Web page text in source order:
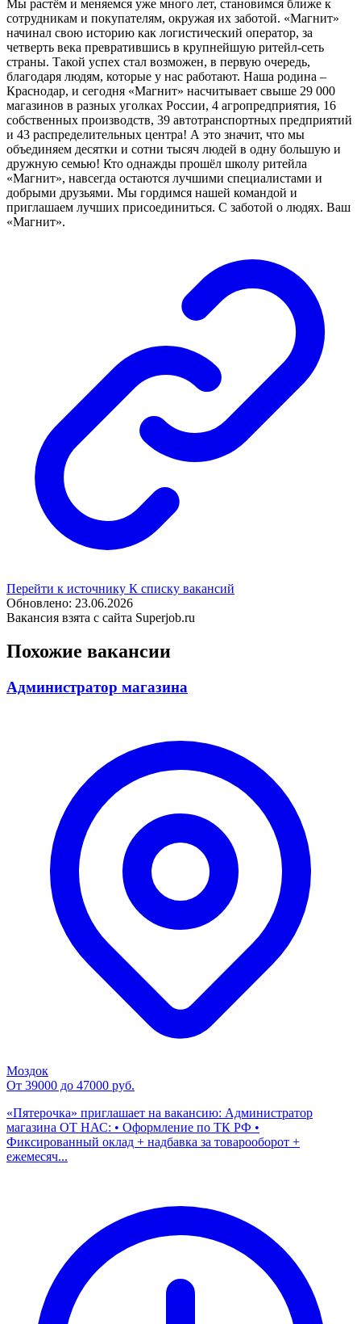
Мы растём и меняемся уже много лет, становимся ближе к
сотрудникам и покупателям, окружая их заботой. «Магнит»
начинал свою историю как логистический оператор, за
четверть века превратившись в крупнейшую ритейл-сеть
страны. Такой успех стал возможен, в первую очередь,
благодаря людям, которые у нас работают. Наша родина –
Краснодар, и сегодня «Магнит» насчитывает свыше 29 000
магазинов в разных уголках России, 4 агропредприятия, 16
собственных производств, 39 автотранспортных предприятий
и 43 распределительных центра! А это значит, что мы
объединяем десятки и сотни тысяч людей в одну большую и
дружную семью! Кто однажды прошёл школу ритейла
«Магнит», навсегда остаются лучшими специалистами и
добрыми друзьями. Мы гордимся нашей командой и
приглашаем лучших присоединиться. С заботой о людях. Ваш
«Магнит».
Перейти к источнику К списку вакансий
Обновлено: 23.06.2026
Вакансия взята с сайта Superjob.ru
Похожие вакансии
Администратор магазина
Моздок
От 39000 до 47000 руб.
«Пятерочка» приглашает на вакансию: Администратор
магазина ОТ НАС: • Оформление по ТК РФ •
Фиксированный оклад + надбавка за товарооборот +
ежемесяч...